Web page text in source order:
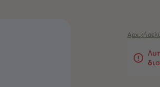
Αρχική